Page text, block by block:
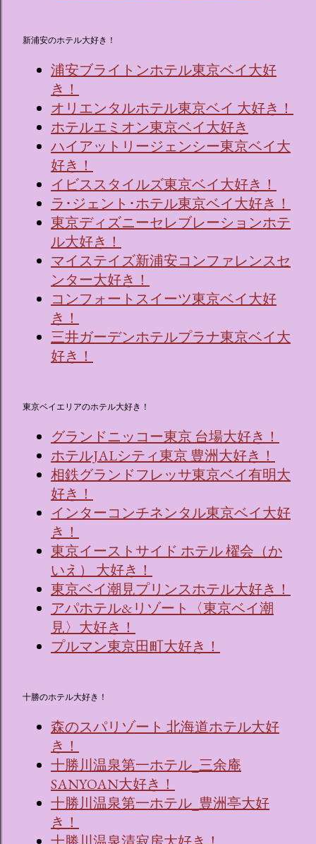
新浦安のホテル大好き！
浦安ブライトンホテル東京ベイ大好
き！
オリエンタルホテル東京ベイ 大好き！
ホテルエミオン東京ベイ大好き
ハイアットリージェンシー東京ベイ大
好き！
イビススタイルズ東京ベイ大好き！
ラ･ジェント･ホテル東京ベイ大好き！
東京ディズニーセレブレーションホテ
ル大好き！
マイステイズ新浦安コンファレンスセ
ンター大好き！
コンフォートスイーツ東京ベイ大好
き！
三井ガーデンホテルプラナ東京ベイ大
好き！
東京ベイエリアのホテル大好き！
グランドニッコー東京 台場大好き！
ホテルJALシティ東京 豊洲大好き！
相鉄グランドフレッサ東京ベイ有明大
好き！
インターコンチネンタル東京ベイ大好
き！
東京イーストサイド ホテル 櫂会（か
いえ） 大好き！
東京ベイ潮見プリンスホテル大好き！
アパホテル&リゾート〈東京ベイ潮
見〉大好き！
プルマン東京田町大好き！
十勝のホテル大好き！
森のスパリゾート 北海道ホテル大好
き！
十勝川温泉第一ホテル_三余庵
SANYOAN大好き！
十勝川温泉第一ホテル_豊洲亭大好
き！